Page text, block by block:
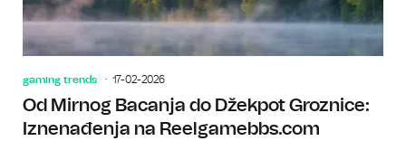
gaming trends 17-02-2026
Od Mirnog Bacanja do Džekpot Groznice:
Iznenađenja na Reelgamebbs.com